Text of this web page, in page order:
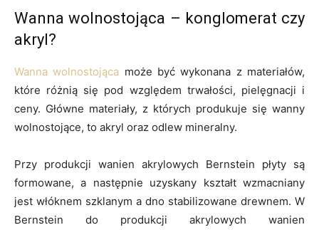
Wanna wolnostojąca – konglomerat czy
akryl?
Wanna wolnostojąca może być wykonana z materiałów,
które różnią się pod względem trwałości, pielęgnacji i
ceny. Główne materiały, z których produkuje się wanny
wolnostojące, to akryl oraz odlew mineralny.
Przy produkcji wanien akrylowych Bernstein płyty są
formowane, a następnie uzyskany kształt wzmacniany
jest włóknem szklanym a dno stabilizowane drewnem. W
Bernstein do produkcji akrylowych wanien